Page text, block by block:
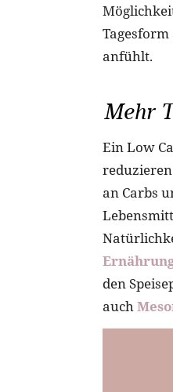
anfühlt.
Mehr
Ein Low
an Carbs
den
auch